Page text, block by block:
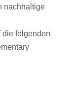
nachhaltige
die folgenden